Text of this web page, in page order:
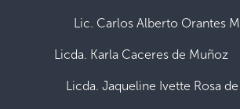
Lic. Carlos Alberto Orantes
Licda. Karla Caceres de
Licda. Jaqueline Ivette Rosa